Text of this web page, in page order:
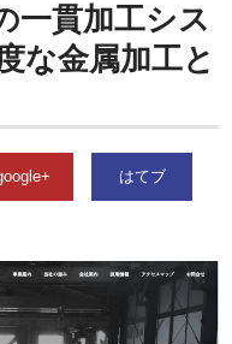
一貫加工シス
な金属加工と
はてブ